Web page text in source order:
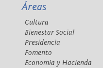
Áreas
Cultura
Bienestar Social
Presidencia
Fomento
Economía y Hacienda